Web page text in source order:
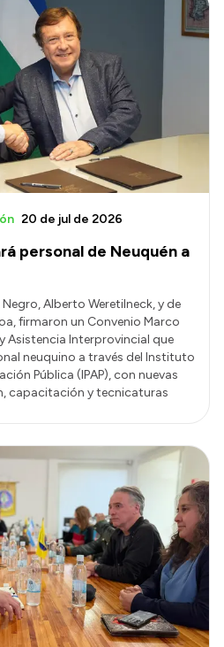
personal de Neuquén a
20 de jul de 2026
Alberto Weretilneck, y de
firmaron un Convenio Marco
Asistencia Interprovincial que
neuquino a través del Instituto
Pública (IPAP), con nuevas
capacitación y tecnicaturas